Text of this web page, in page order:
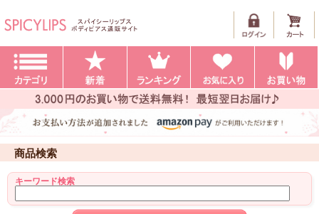
商品検索
キーワード検索